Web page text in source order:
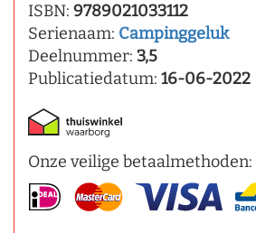
ISBN: 9789021033112
Serienaam: Campinggeluk
Deelnummer: 3,5
Publicatiedatum: 16-06-2022
Onze veilige betaalmethoden: